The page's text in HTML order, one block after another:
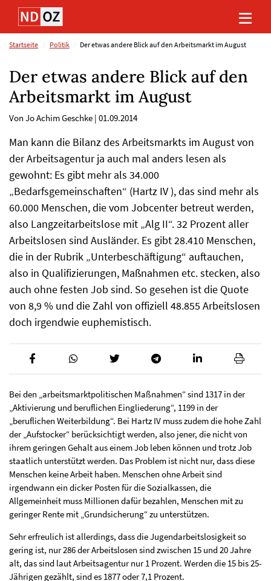
Direkt
Inhalt
(Eingabetaste)
Direkt
Hauptmenu
(Eingabetaste)
Direkt
Suche
(Eingabetaste)
Direkt
Footer
(Eingabetaste)
Startseite Politik Der etwas andere Blick auf den Arbeitsmarkt im August
Der etwas andere Blick auf den
Arbeitsmarkt im August
Von Jo Achim Geschke | 01.09.2014
Man kann die Bilanz des Arbeitsmarkts im August von
der Arbeitsagentur ja auch mal anders lesen als
gewohnt: Es gibt mehr als 34.000
„Bedarfsgemeinschaften“ (Hartz IV ), das sind mehr als
60.000 Menschen, die vom Jobcenter betreut werden,
also Langzeitarbeitslose mit „Alg II“. 32 Prozent aller
Arbeitslosen sind Ausländer. Es gibt 28.410 Menschen,
die in der Rubrik „Unterbeschäftigung“ auftauchen,
also in Qualifizierungen, Maßnahmen etc. stecken, also
auch ohne festen Job sind. So gesehen ist die Quote
von 8,9 % und die Zahl von offiziell 48.855 Arbeitslosen
doch irgendwie euphemistisch.
Bei den „arbeitsmarktpolitischen Maßnahmen“ sind 1317 in der
„Aktivierung und beruflichen Eingliederung“, 1199 in der
„beruflichen Weiterbildung“. Bei Hartz IV muss zudem die hohe Zahl
der „Aufstocker“ berücksichtigt werden, also jener, die nicht von
ihrem geringen Gehalt aus einem Job leben können und trotz Job
staatlich unterstützt werden. Das Problem ist nicht nur, dass diese
Menschen keine Arbeit haben. Menschen ohne Arbeit sind
irgendwann ein dicker Posten für die Sozialkassen, die
Allgemeinheit muss Millionen dafür bezahlen, Menschen mit zu
geringer Rente mit „Grundsicherung“ zu unterstützen.
Sehr erfreulich ist allerdings, dass die Jugendarbeitslosigkeit so
gering ist, nur 286 der Arbeitslosen sind zwischen 15 und 20 Jahre
alt, das sind laut Arbeitsagentur nur 1 Prozent. Werden die 15 bis 25-
Jährigen gezählt, sind es 1877 oder 7,1 Prozent.